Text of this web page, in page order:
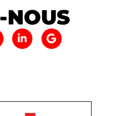
NOUS